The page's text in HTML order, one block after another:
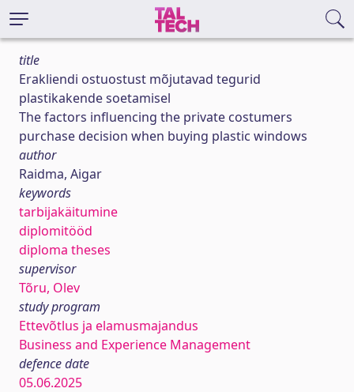
title
Erakliendi ostuostust mõjutavad tegurid
plastikakende soetamisel
The factors influencing the private costumers
purchase decision when buying plastic windows
author
Raidma, Aigar
keywords
tarbijakäitumine
diplomitööd
diploma theses
supervisor
Tõru, Olev
study program
Ettevõtlus ja elamusmajandus
Business and Experience Management
defence date
05.06.2025